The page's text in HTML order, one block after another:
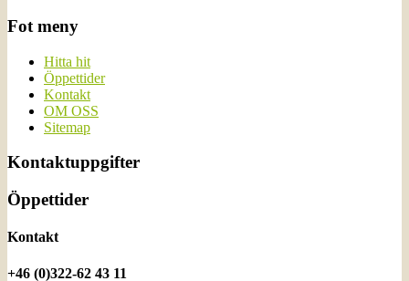
Fot meny
Hitta hit
Öppettider
Kontakt
OM OSS
Sitemap
Kontaktuppgifter
Öppettider
Kontakt
+46 (0)322-62 43 11